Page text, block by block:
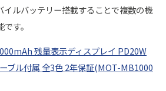
イルバッテリー搭載することで複数の機
す。
残量表示ディスプレイ PD20W
ブル付属 全3色 2年保証(MOT-MB1000